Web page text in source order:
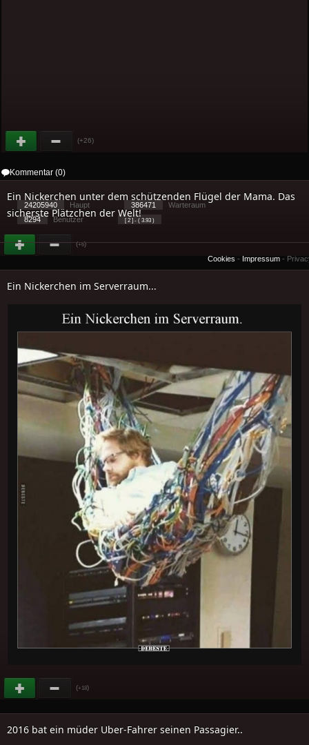
(+26)
Kommentar (0)
Ein Nickerchen unter dem schützenden Flügel der Mama. Das
sicherste Plätzchen der Welt!
(+6)
Ein Nickerchen im Serverraum...
(+18)
2016 bat ein müder Uber-Fahrer seinen Passagier..
24205940 Haupt 386471
Warteraum
8294
Benutzer [ 2 ] - ( 3.93 )
Cookies - Impressum -